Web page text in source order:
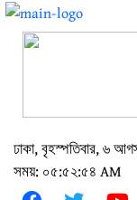
ঢাকা, বৃহস্পতিবার, ৬
সময়: ০৫:৫২:৫৪ AM